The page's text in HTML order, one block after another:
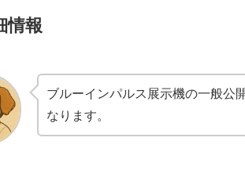
情報
ブルーインパルス展示機の一般公
なります。